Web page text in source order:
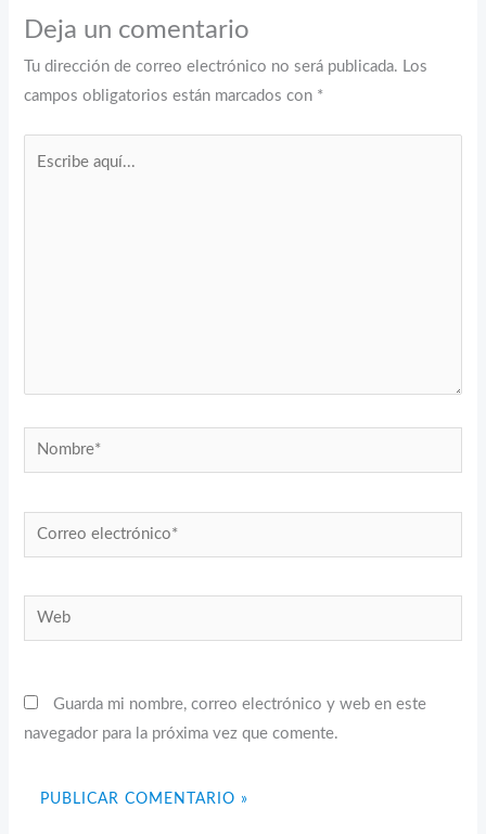
Deja un comentario
Tu dirección de correo electrónico no será publicada. Los
campos obligatorios están marcados con *
Nombre*
Correo
electrónico*
Web
Guarda mi nombre, correo electrónico y web en este
navegador para la próxima vez que comente.